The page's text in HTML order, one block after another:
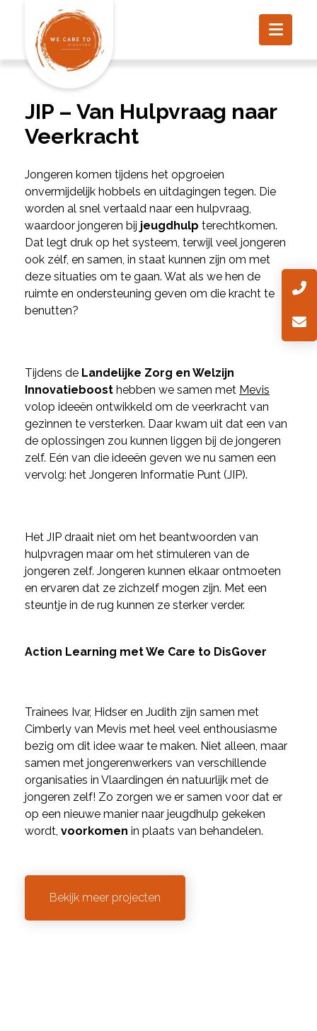
JIP – Van Hulpvraag naar
Veerkracht
Jongeren komen tijdens het opgroeien
onvermijdelijk hobbels en uitdagingen tegen. Die
worden al snel vertaald naar een hulpvraag,
waardoor jongeren bij jeugdhulp terechtkomen.
Dat legt druk op het systeem, terwijl veel jongeren
ook zélf, en samen, in staat kunnen zijn om met
deze situaties om te gaan. Wat als we hen de
ruimte en ondersteuning geven om die kracht te
benutten?
Tijdens de Landelijke Zorg en Welzijn
Innovatieboost hebben we samen met Mevis
volop ideeën ontwikkeld om de veerkracht van
gezinnen te versterken. Daar kwam uit dat een van
de oplossingen zou kunnen liggen bij de jongeren
zelf. Eén van die ideeën geven we nu samen een
vervolg: het Jongeren Informatie Punt (JIP).
Het JIP draait niet om het beantwoorden van
hulpvragen maar om het stimuleren van de
jongeren zelf. Jongeren kunnen elkaar ontmoeten
en ervaren dat ze zichzelf mogen zijn. Met een
steuntje in de rug kunnen ze sterker verder.
Action Learning met We Care to DisGover
Trainees Ivar, Hidser en Judith zijn samen met
Cimberly van Mevis met heel veel enthousiasme
bezig om dit idee waar te maken. Niet alleen, maar
samen met jongerenwerkers van verschillende
organisaties in Vlaardingen én natuurlijk met de
jongeren zelf! Zo zorgen we er samen voor dat er
op een nieuwe manier naar jeugdhulp gekeken
wordt, voorkomen in plaats van behandelen.
Bekijk meer projecten